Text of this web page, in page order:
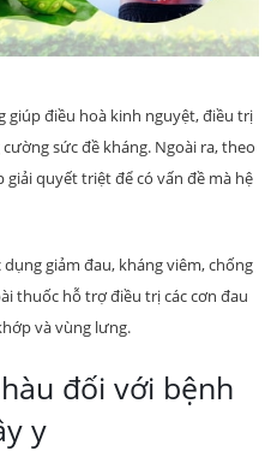
giúp điều hoà kinh nguyệt, điều trị
sức đề kháng. Ngoài ra, theo
quyết triệt để có vấn đề mà hệ
giảm đau, kháng viêm, chống
thuốc hỗ trợ điều trị các cơn đau
và vùng lưng.
đối với bệnh
y